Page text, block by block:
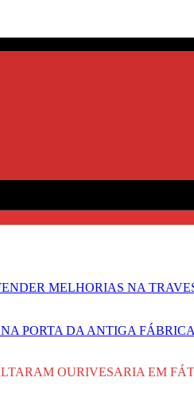
MELHORIAS NA
PORTA DA ANTIGA
OURIVESARIA EM